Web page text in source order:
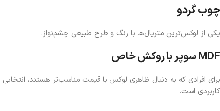
چوب گردو
یکی از لوکس‌ترین متریال‌ها با رنگ و طرح طبیعی چشم‌نواز.
MDF سوپر با روکش خاص
برای افرادی که به دنبال ظاهری لوکس با قیمت مناسب‌تر هستند، انتخابی
کاربردی است.